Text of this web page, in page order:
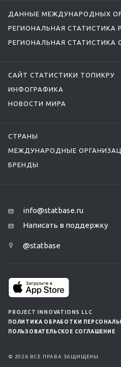
ДАННЫЕ МЕЖДУНАРОДНЫХ
РЕГИОНАЛЬНАЯ СТАТИСТИКА
РЕГИОНАЛЬНАЯ СТАТИСТИКА
САЙТ СТАТИСТИКИ ТОПИКРУ
ИНФОГРАФИКА
НОВОСТИ МИРА
СТРАНЫ
МЕЖДУНАРОДНЫЕ
БРЕНДЫ
info@statbase.ru
Написать в поддержку
@statbase
PROJECT INNOVATIONS LLC
ПОЛИТИКА ОБРАБОТКИ
ПОЛЬЗОВАТЕЛЬСКОЕ СОГЛАШЕНИЕ
© 2026 ВСЕ ПРАВА ЗАЩИЩЕНЫ.